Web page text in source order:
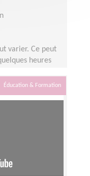
varier. Ce peut
heures
Éducation & Formation